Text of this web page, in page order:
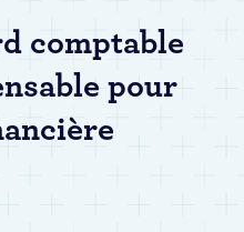
comptable
pour